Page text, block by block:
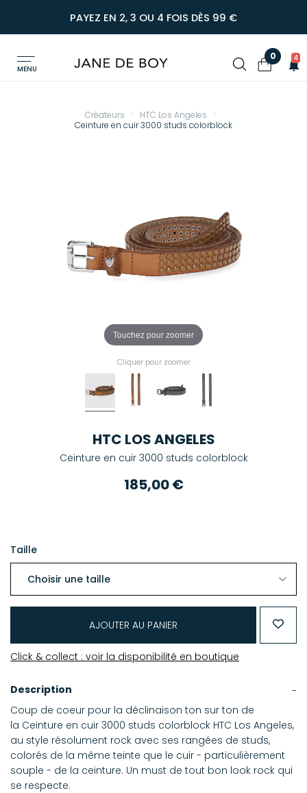
PAYEZ EN 2, 3 OU 4 FOIS DÈS 99 €
MENU
0 4
Créateurs
HTC Los Angeles
Ceinture en cuir 3000 studs colorblock
Touchez pour zoomer
Cliquer pour zoomer
HTC LOS ANGELES
Ceinture en cuir 3000 studs colorblock
185,00 €
Taille
AJOUTER AU PANIER
Click & collect : voir la disponibilité en boutique
Description
Coup de coeur pour la déclinaison ton sur ton de
la Ceinture en cuir 3000 studs colorblock HTC Los Angeles,
au style résolument rock avec ses rangées de studs,
colorés de la même teinte que le cuir - particulièrement
souple - de la ceinture. Un must de tout bon look rock qui
se respecte.